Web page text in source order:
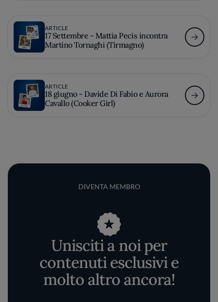
ARTICLE
17 Settembre - Mattia Pecis incontra
Martino Tornaghi (Tirmagno)
ARTICLE
18 giugno - Davide Di Fabio e Aurora
Cavallo (Cooker Girl)
DIVENTA MEMBRO
Unisciti a noi per
contenuti esclusivi e
molto altro ancora!